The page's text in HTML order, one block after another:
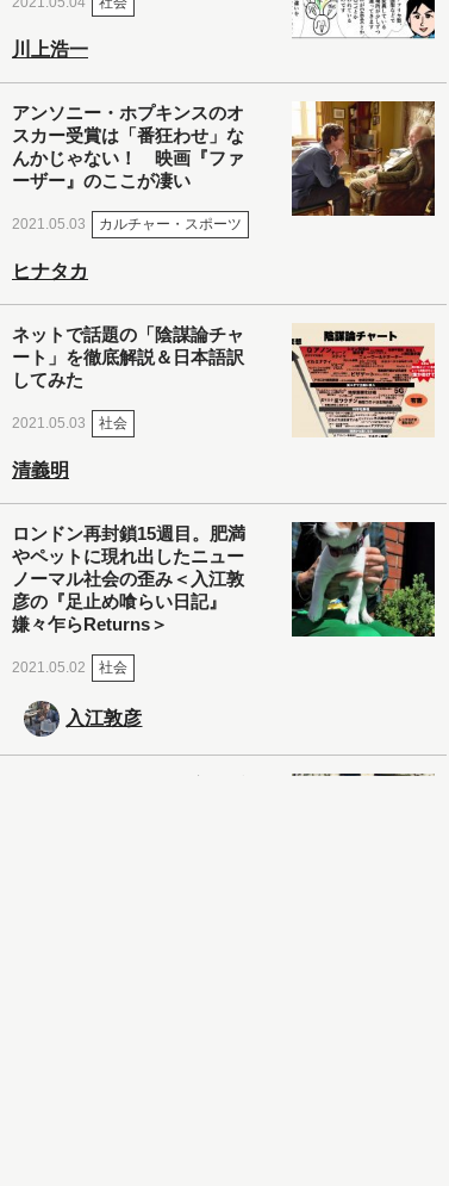
川上浩一
アンソニー・ホプキンスのオ
スカー受賞は「番狂わせ」な
んかじゃない！ 映画『ファ
ーザー』のここが凄い
2021.05.03 カルチャー・スポーツ
ヒナタカ
ネットで話題の「陰謀論チャ
ート」を徹底解説＆日本語訳
してみた
2021.05.03 社会
清義明
ロンドン再封鎖15週目。肥満
やペットに現れ出したニュー
ノーマル社会の歪み＜入江敦
彦の『足止め喰らい日記』
嫌々乍らReturns＞
2021.05.02 社会
入江敦彦